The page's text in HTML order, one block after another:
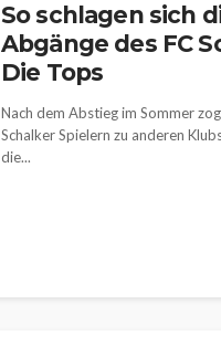
So schlagen sich
Abgänge des FC
Die Tops
Nach dem Abstieg im Sommer
Schalker Spielern zu anderen
die...